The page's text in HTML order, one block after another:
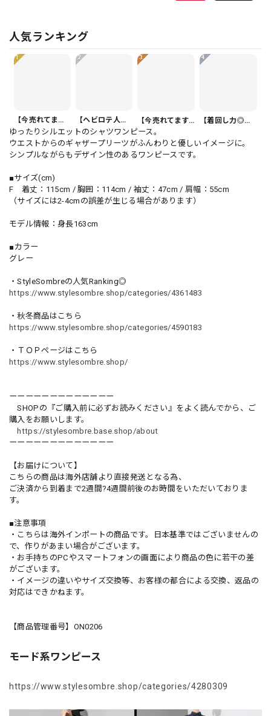
人気ランキング
1
【今売れてます】ボタンフロント バルーンシルエット ハーフ丈 パンツ 1color PT0407
2
【ヘビロテ人気】カジュアルクロップドパンツ PT0341
3
【今売れてます】ボタンフロント オーバーサイズ 半袖 シャツワンピース 1color ON1035
4
【着回し力◎セット】フリル 半袖 クロップド シャツカラー ブラウス＆ワイドレッグパンツ（上下個別） 1color ST0219
ゆったりシルエットのシャツワンピース。
ウエストからのギャザープリーツがふんわりと優しいイメージに。
シンプルながらもデザイン性のあるワンピースです。
■サイズ(cm)
F 着丈：115cm / 胸囲：114cm / 袖丈：47cm / 肩幅：55cm
（サイズには2-4cmの誤差が生じる場合があります）
モデル情報：身長163cm
■カラー
グレー
・StyleSombreの人気Ranking◎
https://www.stylesombre.shop/categories/4361483
・秋冬商品はこちら
https://www.stylesombre.shop/categories/4590183
・ＴＯＰページはこちら
https://www.stylesombre.shop/
ーーーーーーーーーーーーー
SHOPの『ご購入前に必ずお読みください』をよく読んでから、ご
購入をお願いします。
https://stylesombre.base.shop/about
ーーーーーーーーーーーーー
【お届けについて】
こちらの商品は海外店舗より直接発送となる為、
ご決済から到着まで2週間?4週間前後のお時間をいただいておりま
す。
■注意事項
・こちらは海外インポートの商品です。日本基準ではございませんの
で、作りがあまい場合がございます。
・お手持ちのPCやスマートフォンの画面により商品の色に若干の差
がございます。
・イメージの違いやサイズ交換等、お客様の都合による交換、返品の
対応はできかねます。
【商品管理番号】ON0206
モード系ワンピース
https://www.stylesombre.shop/categories/4280309